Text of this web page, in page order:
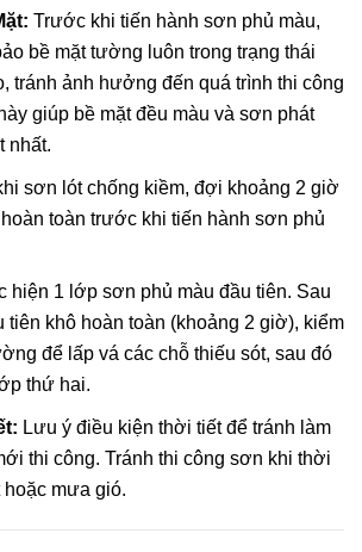
Trước khi tiến hành sơn phủ màu,
bề mặt tường luôn trong trạng thái
tránh ảnh hưởng đến quá trình thi công
giúp bề mặt đều màu và sơn phát
nhất.
sơn lót chống kiềm, đợi khoảng 2 giờ
toàn trước khi tiến hành sơn phủ
hiện 1 lớp sơn phủ màu đầu tiên. Sau
tiên khô hoàn toàn (khoảng 2 giờ), kiểm
để lấp vá các chỗ thiếu sót, sau đó
thứ hai.
Lưu ý điều kiện thời tiết để tránh làm
thi công. Tránh thi công sơn khi thời
mưa gió.